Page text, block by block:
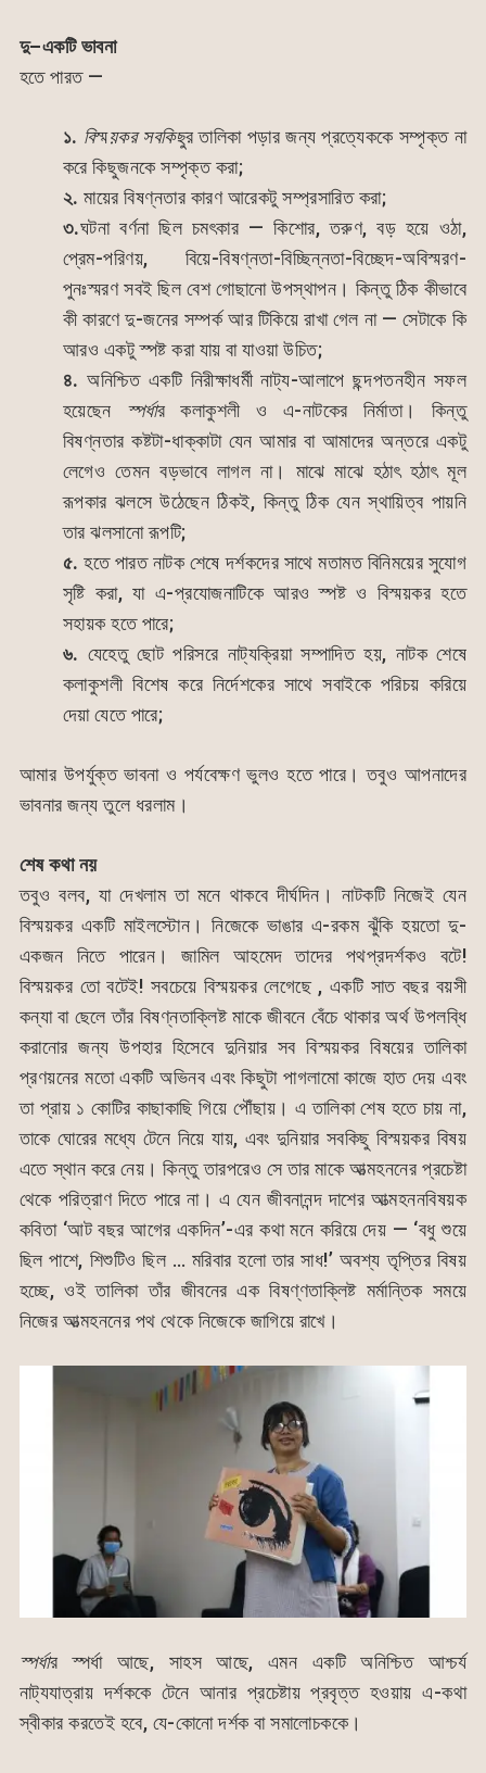
দু–একটি ভাবনা
হতে পারত —
১. বিস্ময়কর সবকিছুর তালিকা পড়ার জন্য প্রত্যেককে সম্পৃক্ত না
করে কিছুজনকে সম্পৃক্ত করা;
২. মায়ের বিষণ্নতার কারণ আরেকটু সম্প্রসারিত করা;
৩.ঘটনা বর্ণনা ছিল চমৎকার — কিশোর, তরুণ, বড় হয়ে ওঠা,
প্রেম-পরিণয়, বিয়ে-বিষণ্নতা-বিচ্ছিন্নতা-বিচ্ছেদ-অবিস্মরণ-
পুনঃস্মরণ সবই ছিল বেশ গোছানো উপস্থাপন। কিন্তু ঠিক কীভাবে
কী কারণে দু-জনের সম্পর্ক আর টিকিয়ে রাখা গেল না — সেটাকে কি
আরও একটু স্পষ্ট করা যায় বা যাওয়া উচিত;
৪. অনিশ্চিত একটি নিরীক্ষাধর্মী নাট্য-আলাপে ছন্দপতনহীন সফল
হয়েছেন স্পর্ধার কলাকুশলী ও এ-নাটকের নির্মাতা। কিন্তু
বিষণ্নতার কষ্টটা-ধাক্কাটা যেন আমার বা আমাদের অন্তরে একটু
লেগেও তেমন বড়ভাবে লাগল না। মাঝে মাঝে হঠাৎ হঠাৎ মূল
রূপকার ঝলসে উঠেছেন ঠিকই, কিন্তু ঠিক যেন স্থায়িত্ব পায়নি
তার ঝলসানো রূপটি;
৫. হতে পারত নাটক শেষে দর্শকদের সাথে মতামত বিনিময়ের সুযোগ
সৃষ্টি করা, যা এ-প্রযোজনাটিকে আরও স্পষ্ট ও বিস্ময়কর হতে
সহায়ক হতে পারে;
৬. যেহেতু ছোট পরিসরে নাট্যক্রিয়া সম্পাদিত হয়, নাটক শেষে
কলাকুশলী বিশেষ করে নির্দেশকের সাথে সবাইকে পরিচয় করিয়ে
দেয়া যেতে পারে;
আমার উপর্যুক্ত ভাবনা ও পর্যবেক্ষণ ভুলও হতে পারে। তবুও আপনাদের
ভাবনার জন্য তুলে ধরলাম।
শেষ কথা নয়
তবুও বলব, যা দেখলাম তা মনে থাকবে দীর্ঘদিন। নাটকটি নিজেই যেন
বিস্ময়কর একটি মাইলস্টোন। নিজেকে ভাঙার এ-রকম ঝুঁকি হয়তো দু-
একজন নিতে পারেন। জামিল আহমেদ তাদের পথপ্রদর্শকও বটে!
বিস্ময়কর তো বটেই! সবচেয়ে বিস্ময়কর লেগেছে , একটি সাত বছর বয়সী
কন্যা বা ছেলে তাঁর বিষণ্নতাক্লিষ্ট মাকে জীবনে বেঁচে থাকার অর্থ উপলব্ধি
করানোর জন্য উপহার হিসেবে দুনিয়ার সব বিস্ময়কর বিষয়ের তালিকা
প্রণয়নের মতো একটি অভিনব এবং কিছুটা পাগলামো কাজে হাত দেয় এবং
তা প্রায় ১ কোটির কাছাকাছি গিয়ে পৌঁছায়। এ তালিকা শেষ হতে চায় না,
তাকে ঘোরের মধ্যে টেনে নিয়ে যায়, এবং দুনিয়ার সবকিছু বিস্ময়কর বিষয়
এতে স্থান করে নেয়। কিন্তু তারপরেও সে তার মাকে আত্মহননের প্রচেষ্টা
থেকে পরিত্রাণ দিতে পারে না। এ যেন জীবনানন্দ দাশের আত্মহননবিষয়ক
কবিতা ‘আট বছর আগের একদিন’-এর কথা মনে করিয়ে দেয় — ‘বধু শুয়ে
ছিল পাশে, শিশুটিও ছিল … মরিবার হলো তার সাধ!’ অবশ্য তৃপ্তির বিষয়
হচ্ছে, ওই তালিকা তাঁর জীবনের এক বিষণ্ণতাক্লিষ্ট মর্মান্তিক সময়ে
নিজের আত্মহননের পথ থেকে নিজেকে জাগিয়ে রাখে।
স্পর্ধার স্পর্ধা আছে, সাহস আছে, এমন একটি অনিশ্চিত আশ্চর্য
নাট্যযাত্রায় দর্শককে টেনে আনার প্রচেষ্টায় প্রবৃত্ত হওয়ায় এ-কথা
স্বীকার করতেই হবে, যে-কোনো দর্শক বা সমালোচককে।